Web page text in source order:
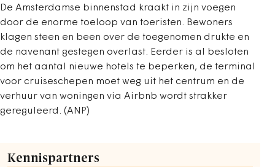
De Amsterdamse binnenstad kraakt in zijn voegen
door de enorme toeloop van toeristen. Bewoners
klagen steen en been over de toegenomen drukte en
de navenant gestegen overlast. Eerder is al besloten
om het aantal nieuwe hotels te beperken, de terminal
voor cruiseschepen moet weg uit het centrum en de
verhuur van woningen via Airbnb wordt strakker
gereguleerd. (ANP)
Kennispartners